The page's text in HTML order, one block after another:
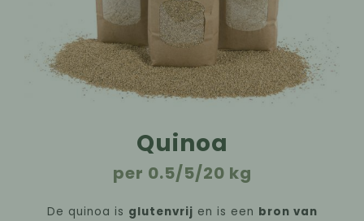
Quinoa
De quinoa is glutenvrij en is een bron van
per 0.5/5/20 kg